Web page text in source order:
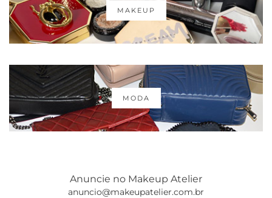
MAKEUP
MODA
Anuncie no Makeup Atelier
anuncio@makeupatelier.com.br